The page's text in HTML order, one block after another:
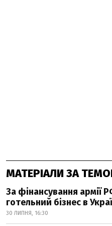
МАТЕРІАЛИ ЗА
За фінансування армії
готельний бізнес в
30 ЛИПНЯ, 16:30